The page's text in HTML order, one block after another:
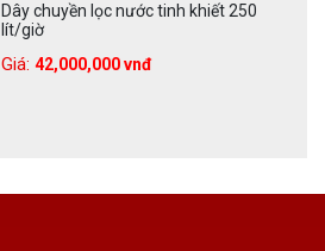
Dây chuyền lọc nước tinh khiết 250
lít/giờ
Giá: 42,000,000 vnđ